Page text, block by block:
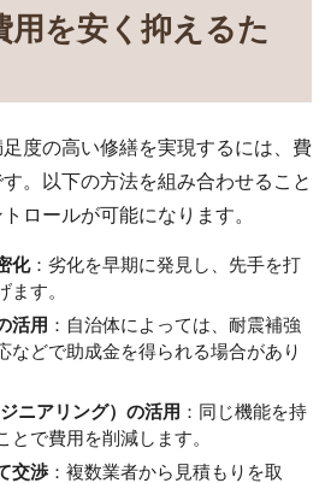
用を安く抑えるた
度の高い修繕を実現するには、費
。以下の方法を組み合わせること
ロールが可能になります。
化：劣化を早期に発見し、先手を打
ます。
活用 ：自治体によっては、耐震補強
などで助成金を得られる場合があり
ニアリング）の活用 ：同じ機能を持
とで費用を削減します。
交渉：複数業者から見積もりを取